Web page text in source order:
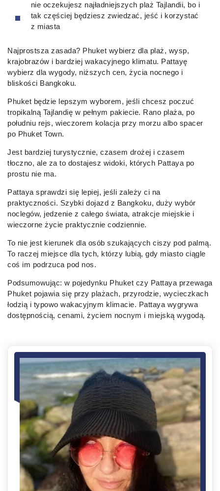
nie oczekujesz najładniejszych plaż Tajlandii, bo i
tak częściej będziesz zwiedzać, jeść i korzystać
z miasta
Najprostsza zasada? Phuket wybierz dla plaż, wysp,
krajobrazów i bardziej wakacyjnego klimatu. Pattayę
wybierz dla wygody, niższych cen, życia nocnego i
bliskości Bangkoku.
Phuket będzie lepszym wyborem, jeśli chcesz poczuć
tropikalną Tajlandię w pełnym pakiecie. Rano plaża, po
południu rejs, wieczorem kolacja przy morzu albo spacer
po Phuket Town.
Jest bardziej turystycznie, czasem drożej i czasem
tłoczno, ale za to dostajesz widoki, których Pattaya po
prostu nie ma.
Pattaya sprawdzi się lepiej, jeśli zależy ci na
praktyczności. Szybki dojazd z Bangkoku, duży wybór
noclegów, jedzenie z całego świata, atrakcje miejskie i
wieczorne życie praktycznie codziennie.
To nie jest kierunek dla osób szukających ciszy pod palmą.
To raczej miejsce dla tych, którzy lubią, gdy miasto ciągle
coś im podrzuca pod nos.
Podsumowując: w pojedynku Phuket czy Pattaya przewaga
Phuket pojawia się przy plażach, przyrodzie, wycieczkach
łodzią i typowo wakacyjnym klimacie. Pattaya wygrywa
dostępnością, cenami, życiem nocnym i miejską wygodą.